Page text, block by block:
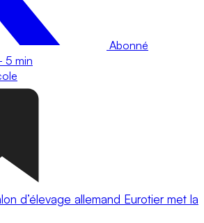
Abonné
5 min
d’élevage allemand Eurotier met la